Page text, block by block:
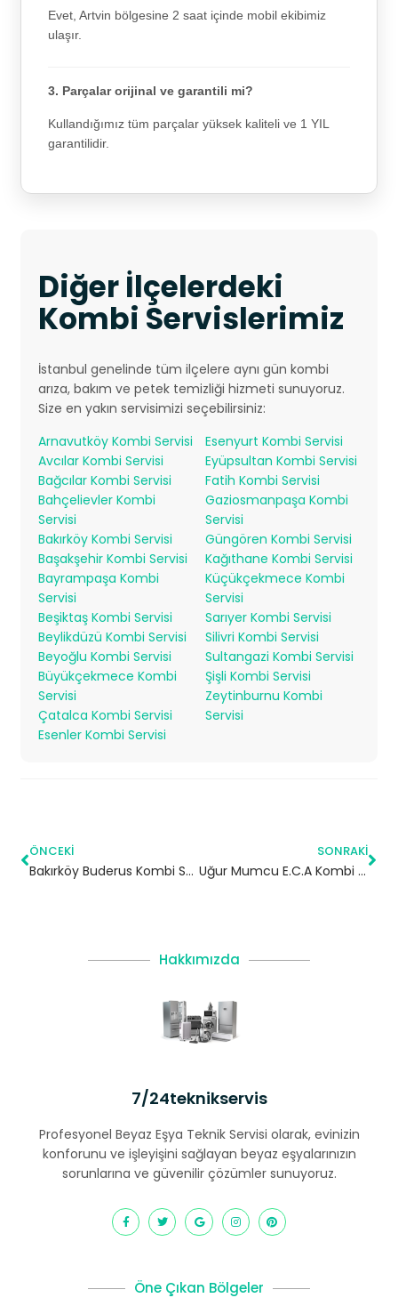
Evet, Artvin bölgesine 2 saat içinde mobil ekibimiz
ulaşır.
3. Parçalar orijinal ve garantili mi?
Kullandığımız tüm parçalar yüksek kaliteli ve 1 YIL
garantilidir.
Diğer İlçelerdeki
Kombi Servislerimiz
İstanbul genelinde tüm ilçelere aynı gün kombi
arıza, bakım ve petek temizliği hizmeti sunuyoruz.
Size en yakın servisimizi seçebilirsiniz:
Arnavutköy Kombi Servisi
Avcılar Kombi Servisi
Bağcılar Kombi Servisi
Bahçelievler Kombi
Servisi
Bakırköy Kombi Servisi
Başakşehir Kombi Servisi
Bayrampaşa Kombi
Servisi
Beşiktaş Kombi Servisi
Beylikdüzü Kombi Servisi
Beyoğlu Kombi Servisi
Büyükçekmece Kombi
Servisi
Çatalca Kombi Servisi
Esenler Kombi Servisi
Esenyurt Kombi Servisi
Eyüpsultan Kombi Servisi
Fatih Kombi Servisi
Gaziosmanpaşa Kombi
Servisi
Güngören Kombi Servisi
Kağıthane Kombi Servisi
Küçükçekmece Kombi
Servisi
Sarıyer Kombi Servisi
Silivri Kombi Servisi
Sultangazi Kombi Servisi
Şişli Kombi Servisi
Zeytinburnu Kombi
Servisi
ÖNCEKI
Bakırköy Buderus Kombi Servisi
SONRAKI
Uğur Mumcu E.C.A Kombi Servisi – Kartal Yetkili Servis
Hakkımızda
7/24teknikservis
Profesyonel Beyaz Eşya Teknik Servisi olarak, evinizin
konforunu ve işleyişini sağlayan beyaz eşyalarınızın
sorunlarına ve güvenilir çözümler sunuyoruz.
Öne Çıkan Bölgeler